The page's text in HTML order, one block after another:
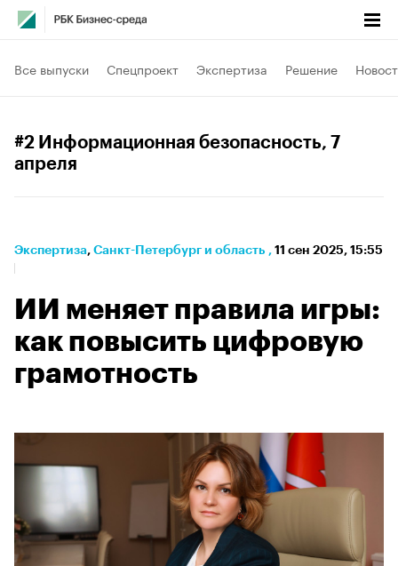
Все выпуски Спецпроект Экспертиза Решение
#2 Информационная безопасность, 7
апреля
Экспертиза⁠, Санкт-Петербург и область , 11 сен 2025, 15:55
ИИ меняет правила игры:
как повысить цифровую
грамотность